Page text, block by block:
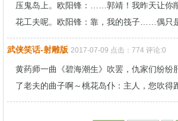
压鬼岛上。欧阳锋：……郭靖！我昨天让你
花工夫呢。欧阳锋：靠，我的筏子……偶只
武侠笑话-射雕版 2017-07-09 点击：774 评论:0
黄药师一曲《碧海潮生》吹罢，仇家们纷
了老夫的曲子啊～桃花岛仆：主人，您吹